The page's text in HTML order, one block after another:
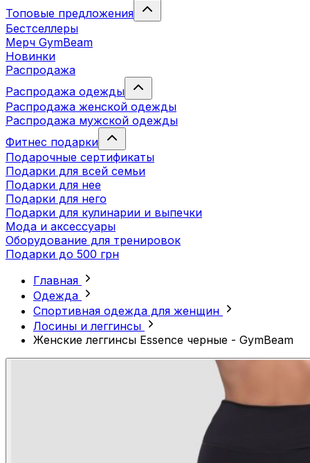
Топовые предложения
Бестселлеры
Мерч GymBeam
Новинки
Распродажа
Распродажа одежды
Распродажа женской одежды
Распродажа мужской одежды
Фитнес подарки
Подарочные сертификаты
Подарки для всей семьи
Подарки для нее
Подарки для него
Подарки для кулинарии и выпечки
Мода и аксессуары
Оборудование для тренировок
Подарки до 500 грн
Главная
Одежда
Спортивная одежда для женщин
Лосины и леггинсы
Женские леггинсы Essence черные - GymBeam